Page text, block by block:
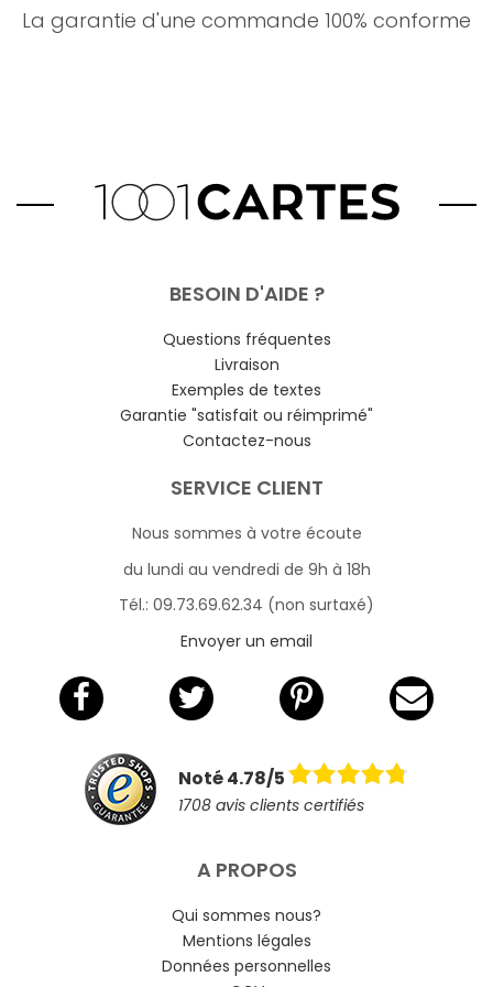
La garantie d'une commande 100% conforme
BESOIN D'AIDE ?
Questions fréquentes
Livraison
Exemples de textes
Garantie "satisfait ou réimprimé"
Contactez-nous
SERVICE CLIENT
Nous sommes à votre écoute
du lundi au vendredi de 9h à 18h
Tél.: 09.73.69.62.34 (non surtaxé)
Envoyer un email
Noté 4.78/5
1708 avis clients certifiés
A PROPOS
Qui sommes nous?
Mentions légales
Données personnelles